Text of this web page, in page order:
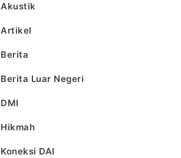
Akustik
Artikel
Berita
Berita Luar Negeri
DMI
Hikmah
Koneksi DAI